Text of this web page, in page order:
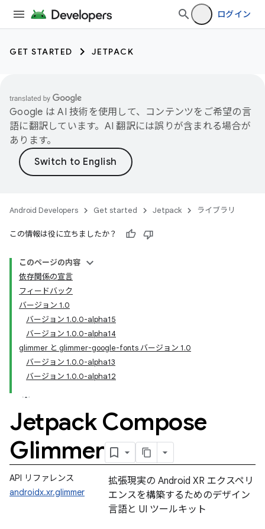
ログイン
GET STARTED JETPACK
Google は AI 技術を使用して、コンテンツをご希望の言
語に翻訳しています。AI 翻訳には誤りが含まれる場合が
あります。
Android Developers Get started Jetpack ライブラリ
この情報は役に立ちましたか？
このページの内容
依存関係の宣言
フィードバック
バージョン 1.0
バージョン 1.0.0-alpha15
バージョン 1.0.0-alpha14
glimmer と glimmer-google-fonts バージョン 1.0
バージョン 1.0.0-alpha13
バージョン 1.0.0-alpha12
Jetpack Compose
Glimmer
API リファレンス
androidx.xr.glimmer
拡張現実の Android XR エクスペリ
エンスを構築するためのデザイン
言語と UI ツールキット